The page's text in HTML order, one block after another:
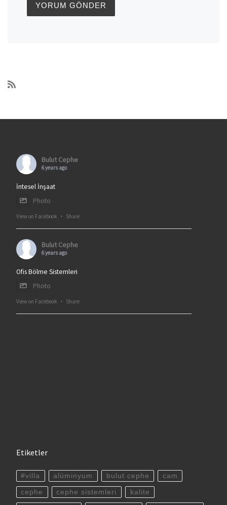
Bulut Cephe
6 years ago
İntesel İnşaat
Photo
View on Facebook · Share
Bulut Cephe
6 years ago
Ofis Bölme Sistemleri
Photo
View on Facebook · Share
Etiketler
#villa alüminyum bulut cephe cam
cephe cephe sistemleri kalite